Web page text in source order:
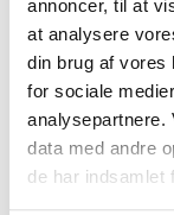
annoncer, til at
at analysere
din brug af vores
for sociale
analysepartnere.
data med andre
de har indsamlet